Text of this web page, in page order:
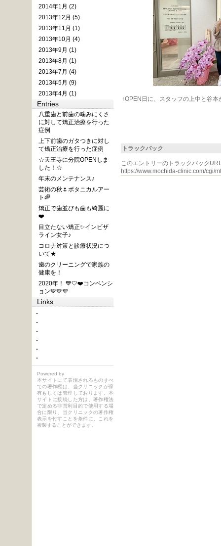
↑OPEN日に、スタッフの上中と谷本
トラックバック
このエントリーのトラックバック
https://www.mochida-clinic.com/cgi/
2014年1月 (2)
2013年12月 (5)
2013年11月 (1)
2013年10月 (4)
2013年9月 (1)
2013年8月 (1)
2013年7月 (4)
2013年5月 (9)
2013年4月 (1)
Entries
八重歯と前歯の噛みにくさ
に対して矯正治療を行った
症例
上下前歯のガタつきに対し
て矯正治療を行った症例
☆天王寺に分院OPENしま
した！☆
年末のメンテナンス♪
芸術の秋🌷ボタニカルアー
ト🌈
矯正で歯並びも歯も綺麗に
❤️
目立たない矯正✨インビザ
ライン女子♪
コロナ対策と診療状況につ
いて★
歯のクリーニングで家族の
健康を！
2020年！ 💙🤍❤️コンベンシ
ョン💚💛💜
Links
Powered by
本サイトにて表現されるものすべ
ての著作権は、当クリニックが保
有もしくは管理しております。本
サイトに接続した方は、著作権法
で定める非営利目的で使用する場
合に限り、当クリニックの著作権
表示を付すことを条件に、これを
複製することができます。